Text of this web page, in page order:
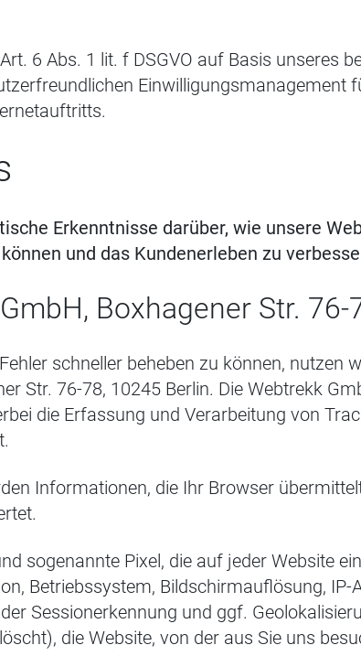
6 Abs. 1 lit. f DSGVO auf Basis unseres
Einwilligungsmanagement
Erkenntnisse darüber, wie unsere
und das Kundenerleben zu
Boxhagener Str. 76-
schneller beheben zu können, nutzen
Str. 76-78, 10245 Berlin. Die Webtrekk
die Erfassung und Verarbeitung von
Informationen, die Ihr Browser
sogenannte Pixel, die auf jeder Website
Betriebssystem, Bildschirmauflösung,
Sessionerkennung und ggf.
die Website, von der aus Sie uns